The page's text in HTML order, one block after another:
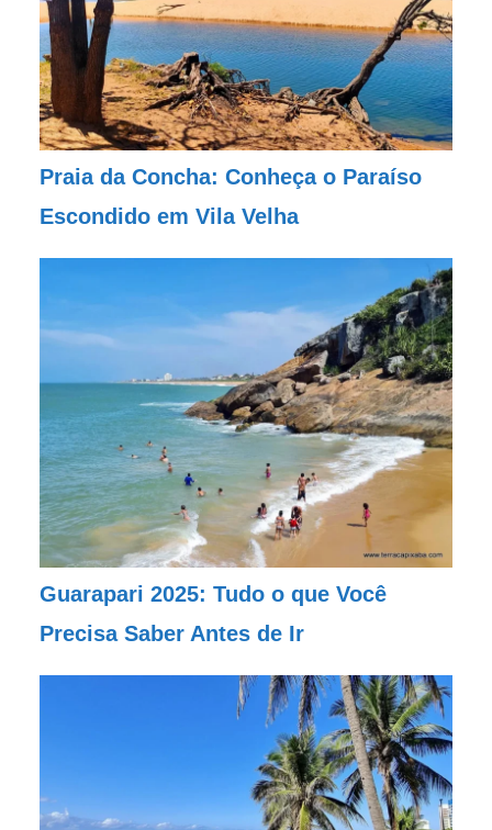
Praia da Concha: Conheça o Paraíso
Escondido em Vila Velha
Guarapari 2025: Tudo o que Você
Precisa Saber Antes de Ir